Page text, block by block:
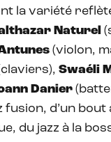
la variété
Naturel
(violon,
Swaéli
Danier
fusion, d’un bout
du jazz à la